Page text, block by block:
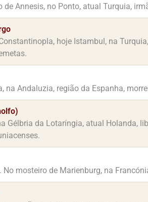
de Annesis, no Ponto, atual Turquia,
hoje Istambul, na
na Andaluzia, região da Espanha,
Gélbria da Lotaríngia, atual Holanda,
No mosteiro de Marienburg, na